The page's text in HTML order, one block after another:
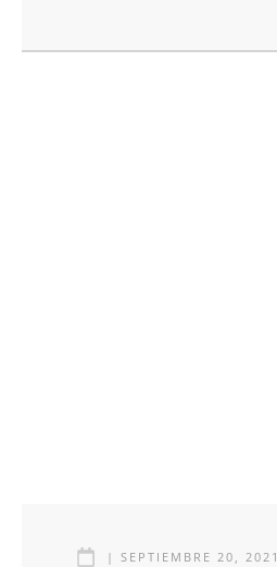
| SEPTIEMBRE 20, 2021